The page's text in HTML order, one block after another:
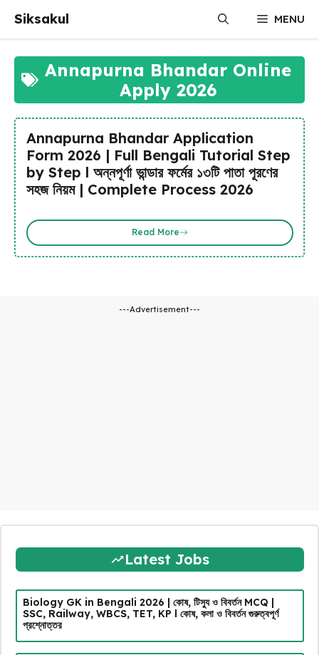
content
Siksakul MENU
Annapurna Bhandar Online
Apply 2026
Annapurna Bhandar Application
Form 2026 | Full Bengali Tutorial Step
by Step l অন্নপূর্ণা ভান্ডার ফর্মের ১৩টি পাতা পূরণের
সহজ নিয়ম | Complete Process 2026
Read More
---Advertisement---
Latest Jobs
Biology GK in Bengali 2026 | কোষ, টিস্যু ও বিবর্তন MCQ |
SSC, Railway, WBCS, TET, KP l কোষ, কলা ও বিবর্তন গুরুত্বপূর্ণ
প্রশ্নোত্তর